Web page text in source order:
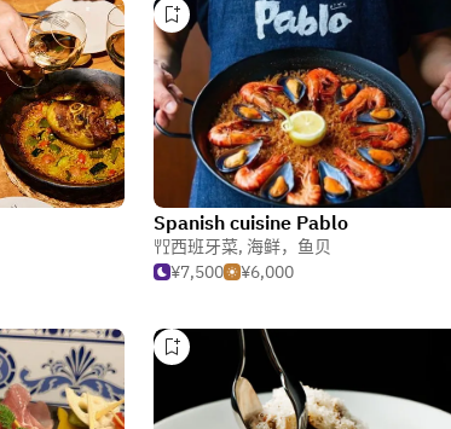
Spanish cuisine Pablo
西班牙菜, 海鲜，鱼贝
¥7,500
¥6,000